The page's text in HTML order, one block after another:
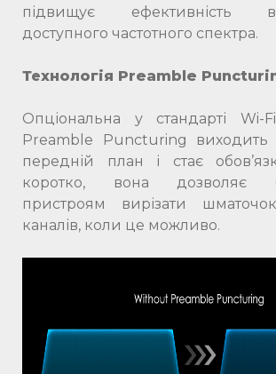
підвищує ефективність
доступного частотного спектра.
Технологія Preamble
Опціональна у стандарті Wi-
Preamble Puncturing
передній план і стає
коротко, вона дозволяє
пристроям вирізати
каналів, коли це можливо.